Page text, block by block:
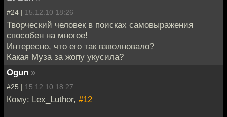
#24 | 15.12.10 18:26
Творческий человек в поисках самовыражения
способен на многое!
Интересно, что его так взволновало?
Какая Муза за жопу укусила?
Ogun »
#25 | 15.12.10 18:27
Кому: Lex_Luthor, #12